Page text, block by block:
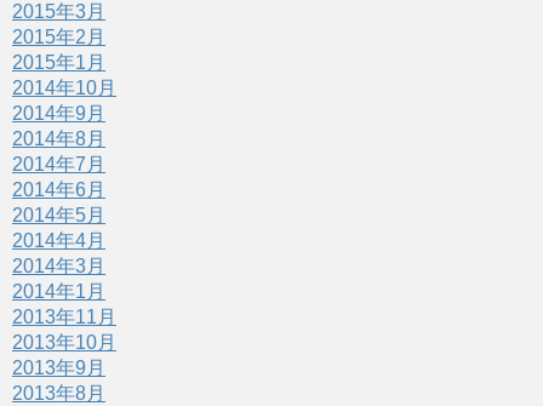
2015年3月
2015年2月
2015年1月
2014年10月
2014年9月
2014年8月
2014年7月
2014年6月
2014年5月
2014年4月
2014年3月
2014年1月
2013年11月
2013年10月
2013年9月
2013年8月